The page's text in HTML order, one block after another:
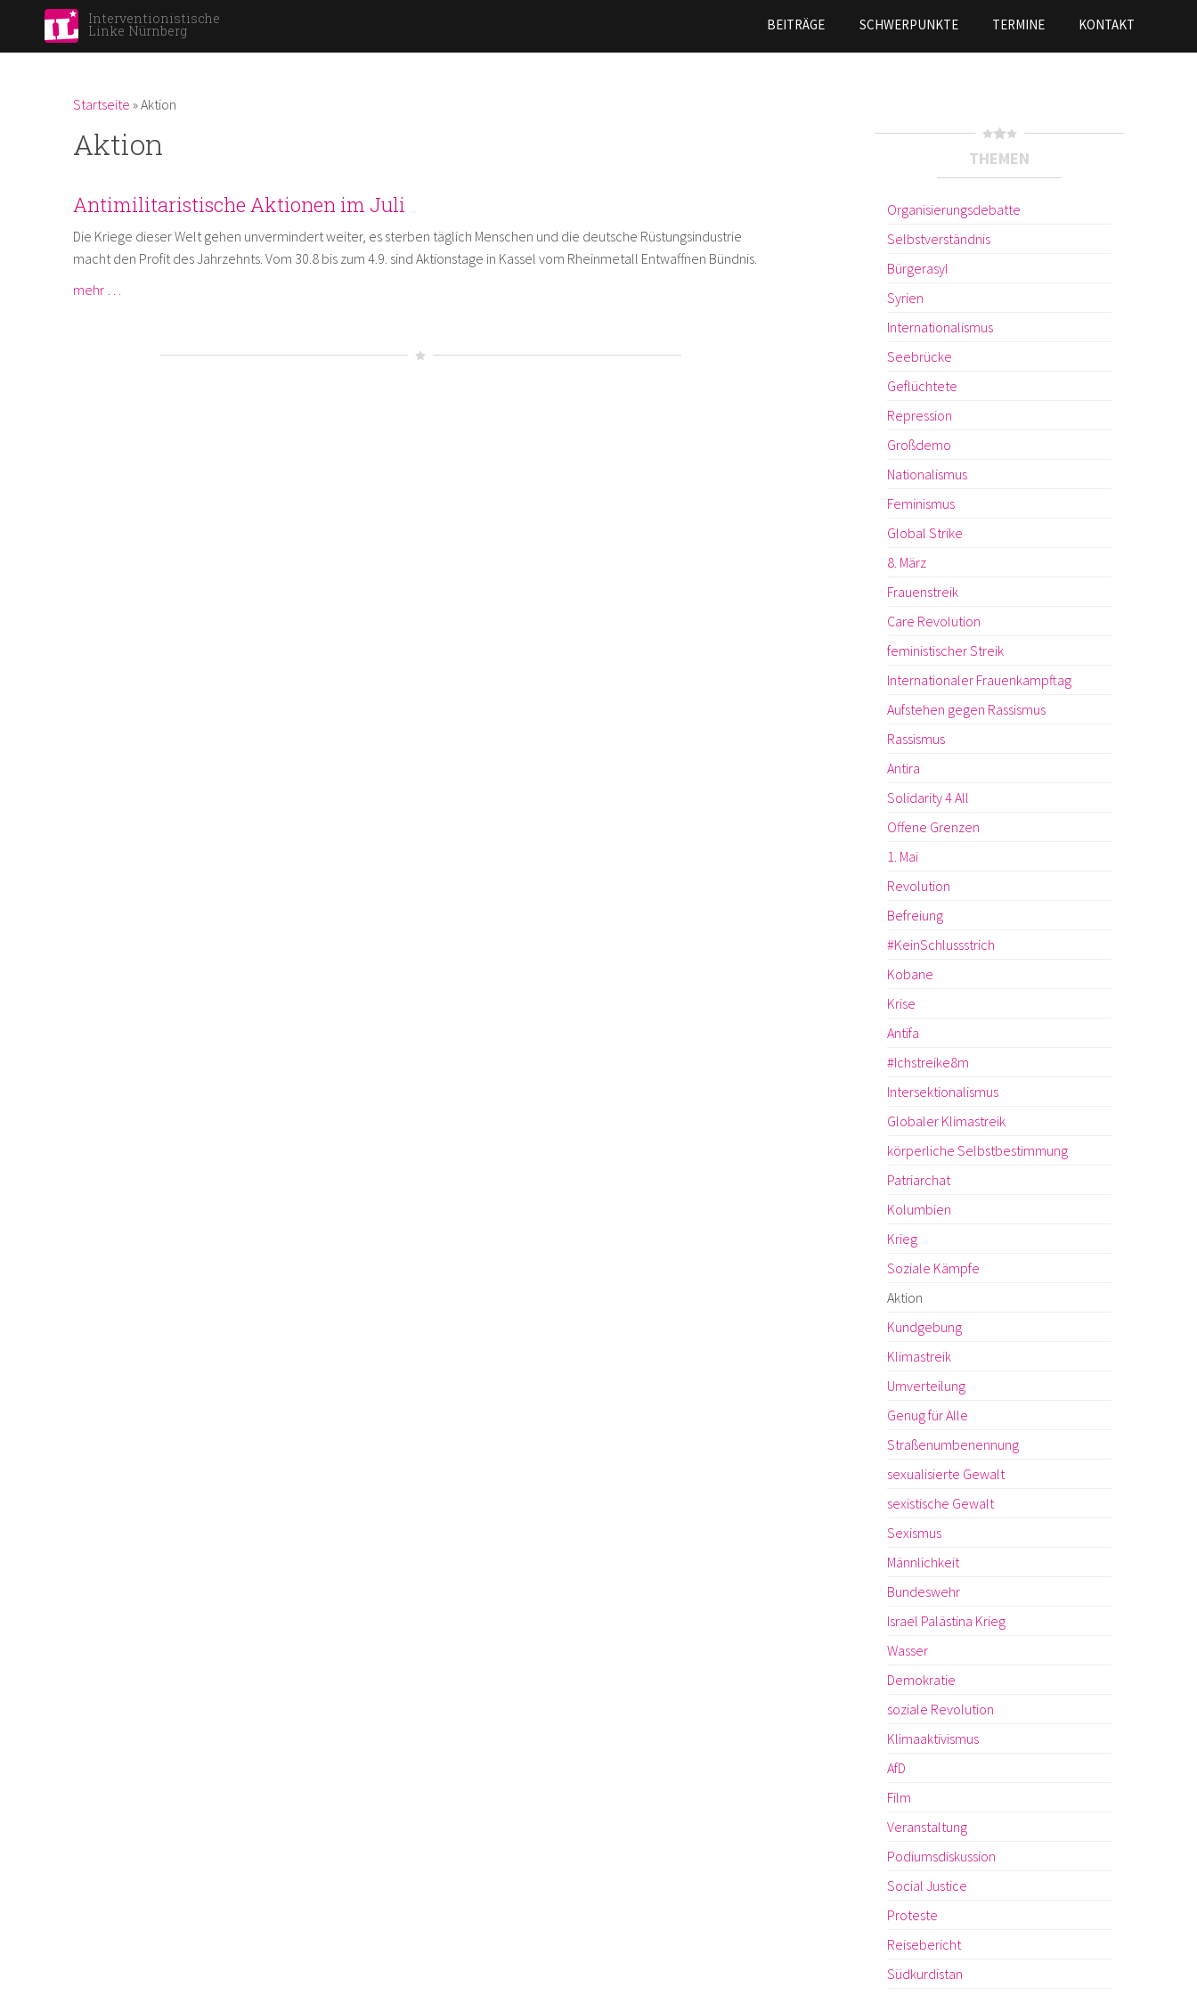
Inhalt
Interventionistische
Linke Nürnberg BEITRÄGE SCHWERPUNKTE TERMINE KONTAKT
Du bist hier
Startseite »Aktion
Aktion
Antimilitaristische Aktionen im Juli
Die Kriege dieser Welt gehen unvermindert weiter, es sterben täglich Menschen und die deutsche Rüstungsindustrie
macht den Profit des Jahrzehnts. Vom 30.8 bis zum 4.9. sind Aktionstage in Kassel vom Rheinmetall Entwaffnen Bündnis.
mehr …
THEMEN
Organisierungsdebatte
Selbstverständnis
Bürgerasyl
Syrien
Internationalismus
Seebrücke
Geflüchtete
Repression
Großdemo
Nationalismus
Feminismus
Global Strike
8. März
Frauenstreik
Care Revolution
feministischer Streik
Internationaler Frauenkampftag
Aufstehen gegen Rassismus
Rassismus
Antira
Solidarity 4 All
Offene Grenzen
1. Mai
Revolution
Befreiung
#KeinSchlussstrich
Kobane
Krise
Antifa
#Ichstreike8m
Intersektionalismus
Globaler Klimastreik
körperliche Selbstbestimmung
Patriarchat
Kolumbien
Krieg
Soziale Kämpfe
Aktion
Kundgebung
Klimastreik
Umverteilung
Genug für Alle
Straßenumbenennung
sexualisierte Gewalt
sexistische Gewalt
Sexismus
Männlichkeit
Bundeswehr
Israel Palästina Krieg
Wasser
Demokratie
soziale Revolution
Klimaaktivismus
AfD
Film
Veranstaltung
Podiumsdiskussion
Social Justice
Proteste
Reisebericht
Südkurdistan